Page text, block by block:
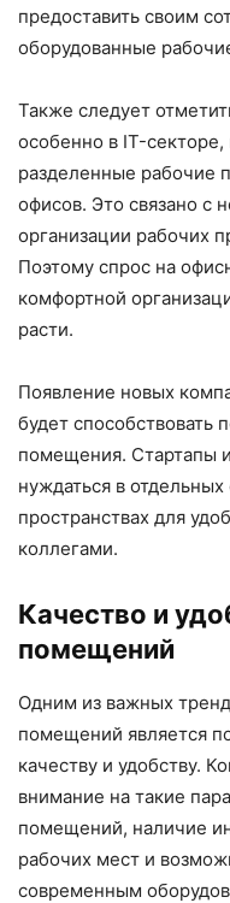
предоставить своим
оборудованные
Также следует
особенно в IT-
разделенные рабочие
офисов. Это связано с
организации рабочих
Поэтому спрос на
комфортной
расти.
Появление новых
будет
помещения. Стартапы
нуждаться в
пространствах для
коллегами.
Качество и
помещений
Одним из важных
помещений является
качеству и удобству.
внимание на такие
помещений, наличие
рабочих мест и
современным